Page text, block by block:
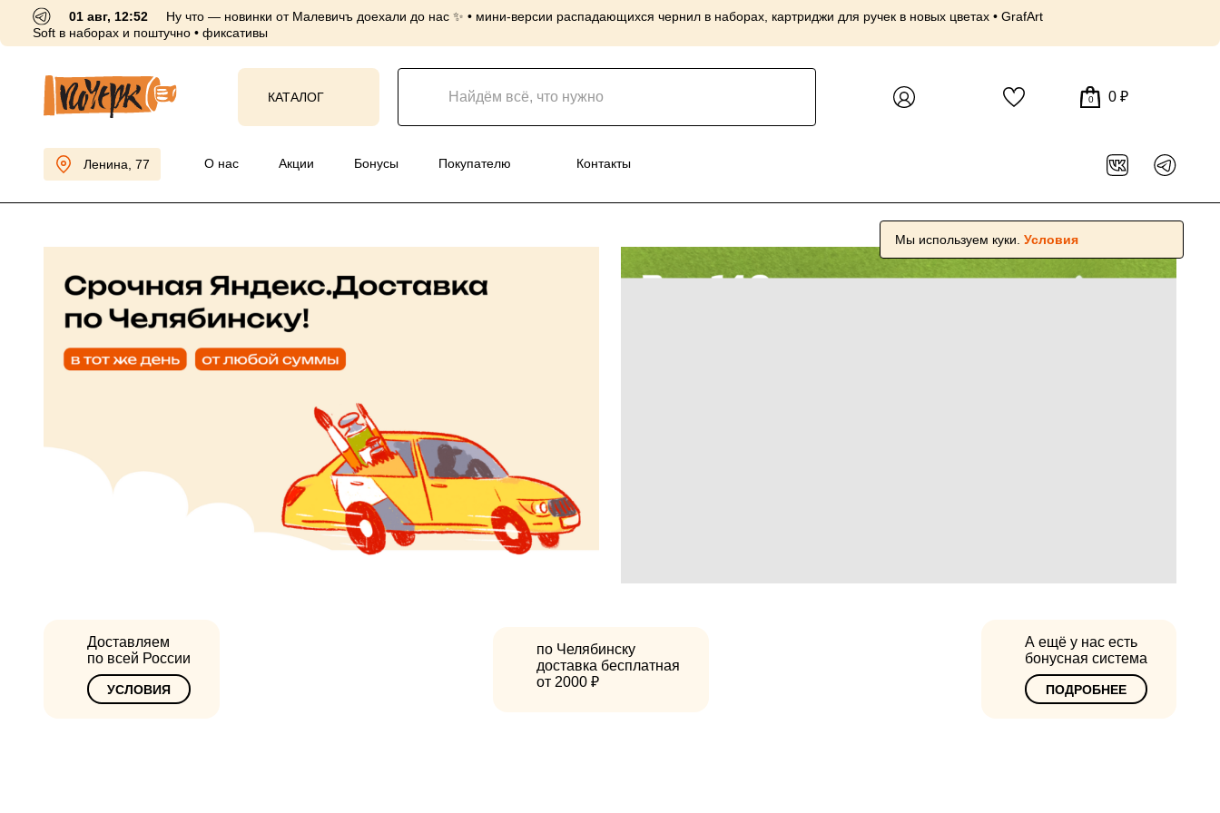
01 авг, 12:52
Ну что — новинки от Малевичъ доехали до нас ✨ • мини-версии распадающихся чернил в наборах, картриджи для ручек в новых цветах • GrafArt
Soft в наборах и поштучно • фиксативы
КАТАЛОГ 0 0 ₽
Ленина, 77 О нас Акции Бонусы Покупателю
Доставляем
по всей России
УСЛОВИЯ
по Челябинску
доставка бесплатная
от 2000 ₽
А ещё у нас есть
бонусная система
ПОДРОБНЕЕ
Мы используем куки. Условия